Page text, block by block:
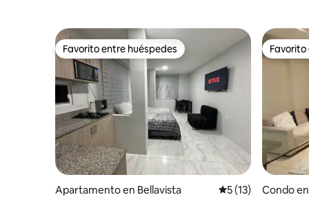
Favorito entre huéspedes
Favorito entre huéspedes
Apartamento en Bellavista Calificación
5 (13)
Condo